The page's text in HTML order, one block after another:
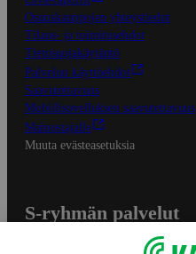
Osuuskauppojen yhteystiedot
Tilaus- ja toimitusehdot
Tietosuojakäytäntö
Palvelun käyttöehdot
Saavutettavuus
Mobiilisovelluksen saavutettavuus
Mainostajalle
Muuta evästeasetuksia
S-ryhmän palvelut